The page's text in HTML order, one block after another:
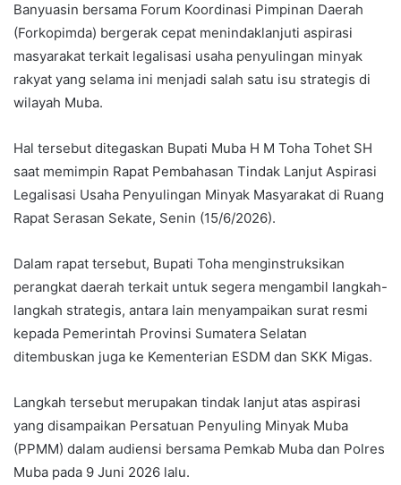
Banyuasin bersama Forum Koordinasi Pimpinan Daerah
(Forkopimda) bergerak cepat menindaklanjuti aspirasi
masyarakat terkait legalisasi usaha penyulingan minyak
rakyat yang selama ini menjadi salah satu isu strategis di
wilayah Muba.
Hal tersebut ditegaskan Bupati Muba H M Toha Tohet SH
saat memimpin Rapat Pembahasan Tindak Lanjut Aspirasi
Legalisasi Usaha Penyulingan Minyak Masyarakat di Ruang
Rapat Serasan Sekate, Senin (15/6/2026).
Dalam rapat tersebut, Bupati Toha menginstruksikan
perangkat daerah terkait untuk segera mengambil langkah-
langkah strategis, antara lain menyampaikan surat resmi
kepada Pemerintah Provinsi Sumatera Selatan
ditembuskan juga ke Kementerian ESDM dan SKK Migas.
Langkah tersebut merupakan tindak lanjut atas aspirasi
yang disampaikan Persatuan Penyuling Minyak Muba
(PPMM) dalam audiensi bersama Pemkab Muba dan Polres
Muba pada 9 Juni 2026 lalu.